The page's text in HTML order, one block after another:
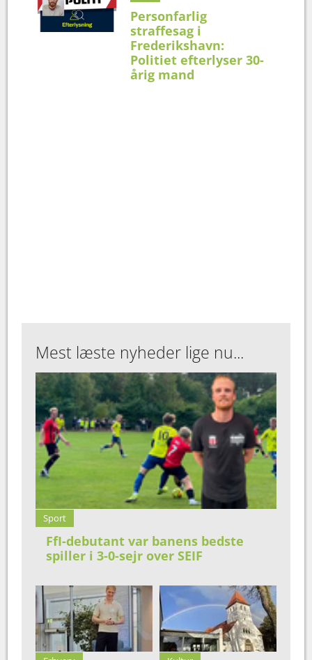
Personfarlig
straffesag i
Frederikshavn:
Politiet efterlyser 30-
årig mand
Mest læste nyheder lige nu...
Sport
FfI-debutant var banens bedste
spiller i 3-0-sejr over SEIF